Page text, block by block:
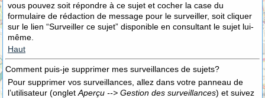
vous pouvez soit répondre à ce sujet et cocher la case du
formulaire de rédaction de message pour le surveiller, soit cliquer
sur le lien “Surveiller ce sujet” disponible en consultant le sujet lui-
même.
Haut
Comment puis-je supprimer mes surveillances de sujets?
Pour supprimer vos surveillances, allez dans votre panneau de
l’utilisateur (onglet Aperçu --> Gestion des surveillances) et suivez